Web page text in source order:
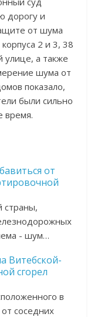
дорогу и
от шума
2 и 3, 38
улице, а также
шума от
показало,
были сильно
время.
от
страны,
- шум…
Витебской-
сгорел
в
соседних